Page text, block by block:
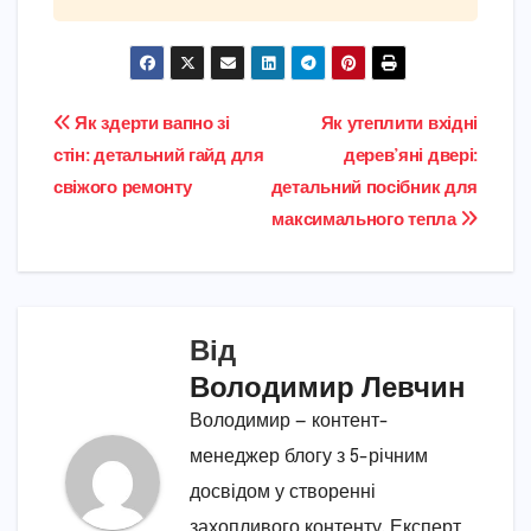
Навігація
записів
Як утеплити вхідні
дерев’яні двері:
детальний посібник для
максимального тепла
Як здерти вапно зі
стін: детальний гайд для
свіжого ремонту
Від
Володимир Левчин
Володимир — контент-
менеджер блогу з 5-річним
досвідом у створенні